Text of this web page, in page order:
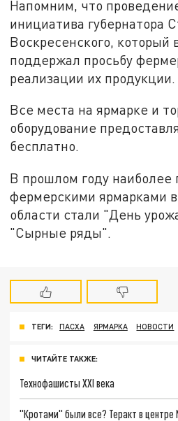
Напомним, что
инициатива губернатора
Воскресенского, который
поддержал просьбу
реализации их продукции.
Все места на ярмарке и
оборудование
бесплатно.
В прошлом году наиболее
фермерскими ярмарками
области стали "День
"Сырные ряды".
ТЕГИ: ПАСХА ЯРМАРКА НОВОСТИ
ЧИТАЙТЕ ТАКЖЕ:
Технофашисты XXI века
"Кротами" были все? Теракт в центре